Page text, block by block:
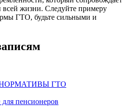
всей жизни. Следуйте примеру
ГТО, будьте сильными и
ГТО
пенсионеров